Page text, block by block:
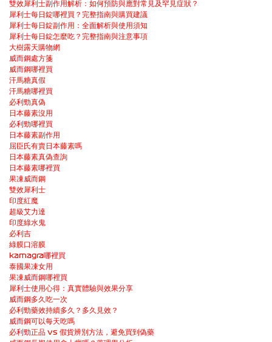
雙效犀利士副作用解析：如何預防與應對常見及罕見症狀？
犀利士每日錠哪裡買？完整指南與購買建議
犀利士每日錠副作用：全面解析與使用須知
犀利士每日錠怎麼吃？完整指南與注意事項
大樹露天購物網
威而鋼處方箋
威而鋼哪裡買
汗馬糖真假
汗馬糖哪裡買
必利勁真偽
日本藤素沒用
必利勁哪裡買
日本藤素副作用
屈臣氏有賣日本藤素嗎
日本藤素真偽查詢
日本藤素哪裡買
果凍威而鋼
雙效犀利士
印度紅魔
超級艾力達
印度綠水鬼
必利吉
綠膜口溶膜
kamagra哪裡買
泰國果凍女用
果凍威而鋼哪裡買
犀利士使用心得：真實體驗與效果分享
威而鋼多久吃一次
必利勁藥效持續多久？多久見效？
威而鋼可以每天吃嗎
必利勁正品 vs 假貨辨別方法，避免買到偽藥